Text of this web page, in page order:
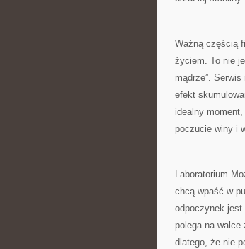
Ważną częścią
życiem. To nie
mądrze”.
efekt
idealny
poczucie winy i
Laboratorium
chcą wpaść w
odpoczynek jest
polega na walce
dlatego, że nie